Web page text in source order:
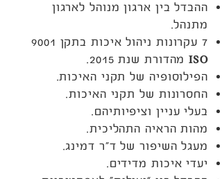
ההבדל בין ארגון מנוהל לארגון
מתנהל.
7 עקרונות ניהול איכות בתקן 9001
ISOמהדורת שנת 2015.
הפילוסופיה של תקני האיכות.
החסרונות של תקני האיכות.
בעלי עניין וציפיותיהם.
מהות הראיה התהליכית.
מעגל השיפור של ד”ר דמינג.
יעדי איכות מדידים.